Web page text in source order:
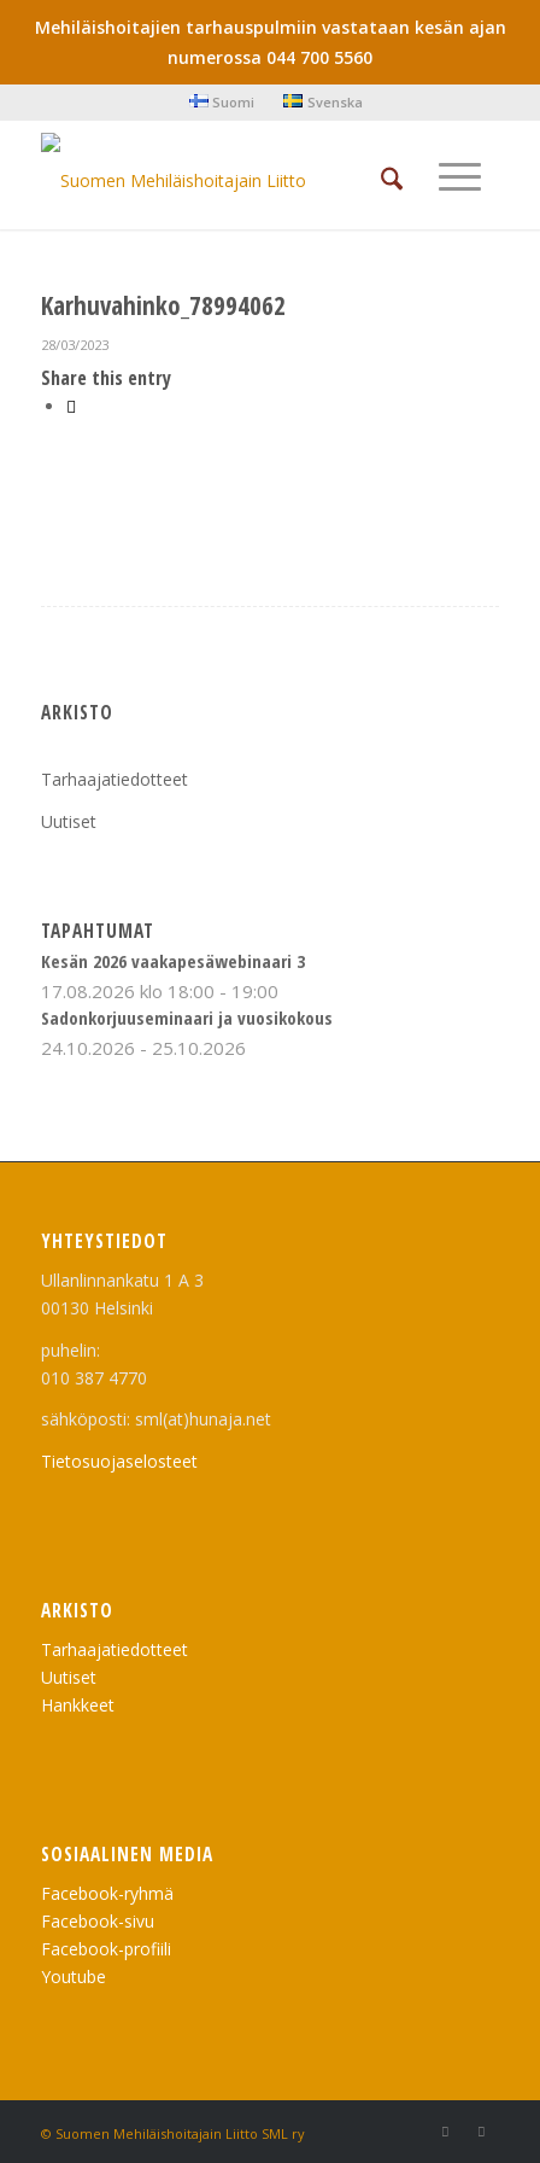
Mehiläishoitajien tarhauspulmiin vastataan kesän ajan
numerossa 044 700 5560
Suomi Svenska
Karhuvahinko_78994062
28/03/2023
Share this entry
ARKISTO
Tarhaajatiedotteet
Uutiset
TAPAHTUMAT
Kesän 2026 vaakapesäwebinaari 3
17.08.2026 klo 18:00 - 19:00
Sadonkorjuuseminaari ja vuosikokous
24.10.2026 - 25.10.2026
YHTEYSTIEDOT
Ullanlinnankatu 1 A 3
00130 Helsinki
puhelin:
010 387 4770
sähköposti: sml(at)hunaja.net
Tietosuojaselosteet
ARKISTO
Tarhaajatiedotteet
Uutiset
Hankkeet
SOSIAALINEN MEDIA
Facebook-ryhmä
Facebook-sivu
Facebook-profiili
Youtube
© Suomen Mehiläishoitajain Liitto SML ry